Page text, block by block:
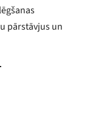
pārstāvjus un